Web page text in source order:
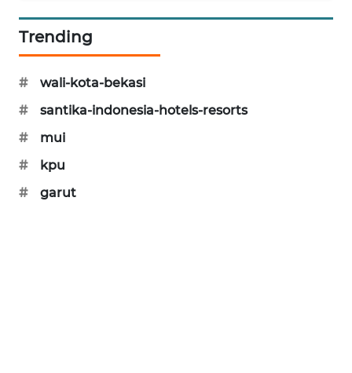
Trending
#
wali-kota-bekasi
#
santika-indonesia-hotels-resorts
#
mui
#
kpu
#
garut